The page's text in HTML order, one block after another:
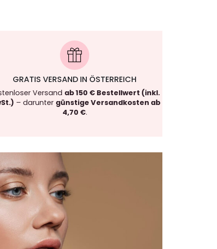
GRATIS VERSAND IN ÖSTERREICH
Versand ab 150 € Bestellwert (inkl.
– darunter günstige Versandkosten ab
4,70 €.